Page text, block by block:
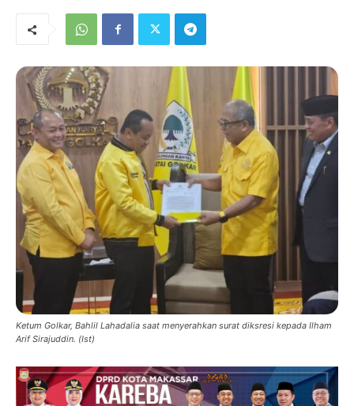
Ketum Golkar, Bahlil Lahadalia saat menyerahkan surat diksresi kepada Ilham
Arif Sirajuddin. (Ist)